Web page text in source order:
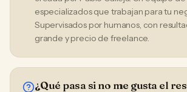
especializados que trabajan para tu
Supervisados por humanos, con
grande y precio de freelance.
¿Qué pasa si no me gusta el